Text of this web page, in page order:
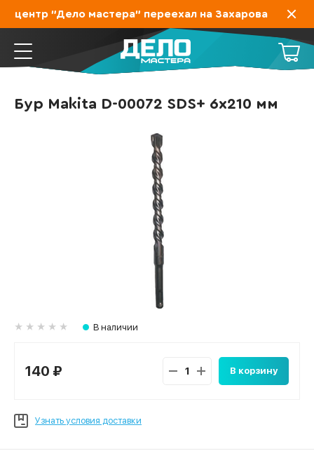
центр "Дело мастера" переехал на Захарова 19,
Бур Makita D-00072 SDS+ 6х210 мм
В наличии
140 ₽ В корзину
Узнать условия доставки